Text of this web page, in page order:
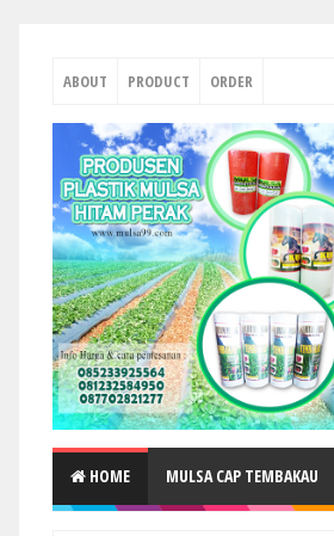
ABOUT PRODUCT ORDER
HOME MULSA CAP TEMBAKAU